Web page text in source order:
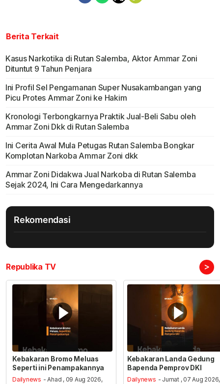
Berita Terkait
Kasus Narkotika di Rutan Salemba, Aktor Ammar Zoni
Dituntut 9 Tahun Penjara
Ini Profil Sel Pengamanan Super Nusakambangan yang
Picu Protes Ammar Zoni ke Hakim
Kronologi Terbongkarnya Praktik Jual-Beli Sabu oleh
Ammar Zoni Dkk di Rutan Salemba
Ini Cerita Awal Mula Petugas Rutan Salemba Bongkar
Komplotan Narkoba Ammar Zoni dkk
Ammar Zoni Didakwa Jual Narkoba di Rutan Salemba
Sejak 2024, Ini Cara Mengedarkannya
Rekomendasi
Republika TV >
Kebakaran Bromo Meluas
Seperti ini Penampakannya
Dailynews - Ahad , 09 Aug 2026,
Kebakaran Landa Gedung
Bapenda Pemprov DKI
Dailynews - Jumat , 07 Aug 2026,